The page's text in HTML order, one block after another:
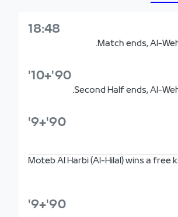
18:48
Match ends, Al-
90'+10'
Second Half ends, Al-
90'+9'
Moteb Al Harbi (Al-Hilal) wins a free
90'+9'